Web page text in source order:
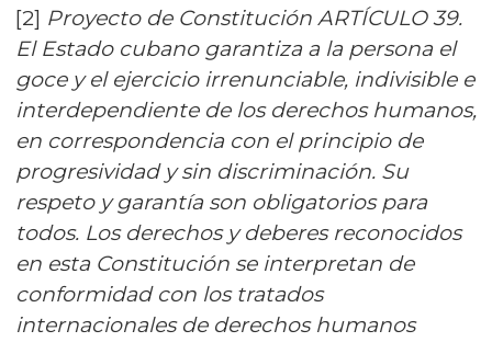
[2] Proyecto de Constitución ARTÍCULO 39.
El Estado cubano garantiza a la persona el
goce y el ejercicio irrenunciable, indivisible e
interdependiente de los derechos humanos,
en correspondencia con el principio de
progresividad y sin discriminación. Su
respeto y garantía son obligatorios para
todos. Los derechos y deberes reconocidos
en esta Constitución se interpretan de
conformidad con los tratados
internacionales de derechos humanos